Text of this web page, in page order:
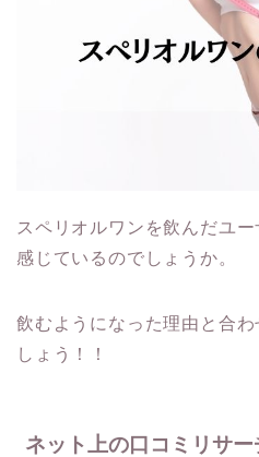
スペリオルワンを飲んだユ
感じているのでしょうか。
飲むようになった理由と合
しょう！！
ネット上の口コミリサー